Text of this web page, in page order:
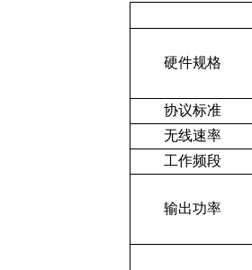
硬件规格
协议标准
无线速率
工作频段
输出功率